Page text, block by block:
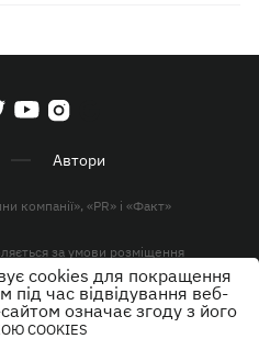
Автори
компанії», «PR» і «Факт»
за умови розміщення
в першому абзаці.
захищені.
cookies для покращення
під час відвідування веб-
означає згоду з його
COOKIES